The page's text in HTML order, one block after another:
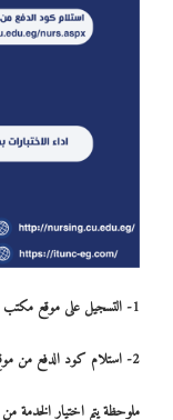
1- التسجيل على موقع مكتب التنسيق
2- استلام كود الدفع من موقع الجامعة
ملوحظة يتم اختيار الخدمة